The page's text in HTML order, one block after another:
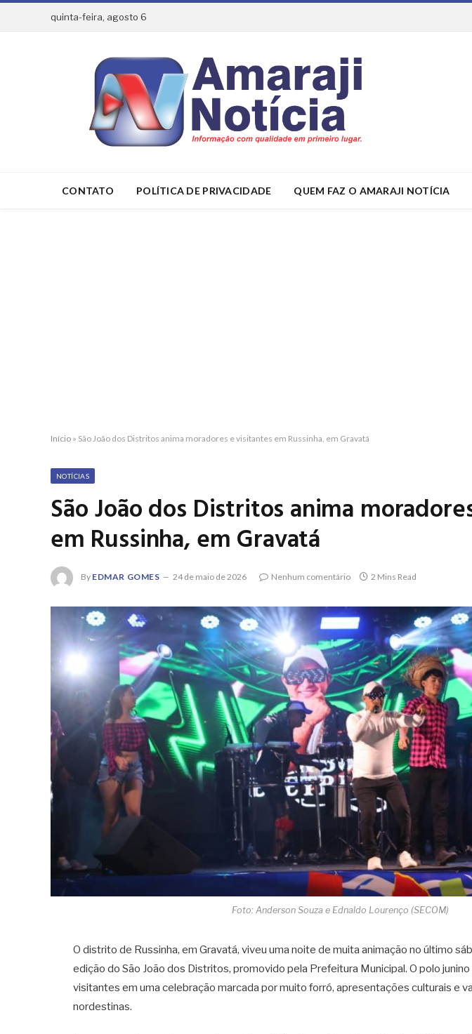
quinta-feira, agosto 6
CONTATO POLÍTICA DE PRIVACIDADE QUEM FAZ O AMARAJI NOTÍCIA
Início » São João dos Distritos anima moradores e visitantes em Russinha, em Gravatá
NOTÍCIAS
São João dos Distritos anima
em Russinha, em Gravatá
By EDMAR GOMES 24 de maio de 2026 Nenhum comentário 2 Mins Read
Foto: Anderson Souza e Ednaldo Lourenço (SECOM)
O distrito de Russinha, emGravatá, viveu uma noite de muita animação no último
edição do São João dos Distritos, promovido pela Prefeitura Municipal. O polo
visitantes em uma celebração marcada por muito forró, apresentações culturais e
nordestinas.